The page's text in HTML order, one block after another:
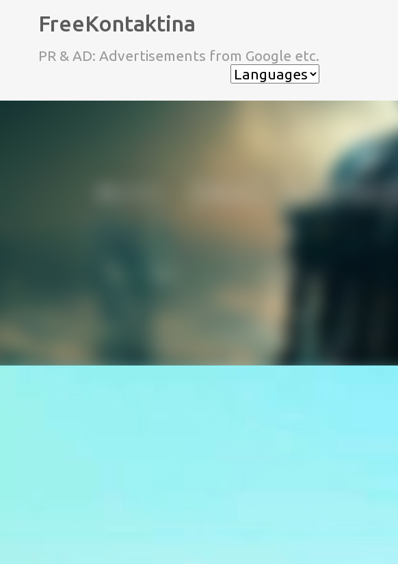
FreeKontaktina
PR & AD: Advertisements from Google etc.